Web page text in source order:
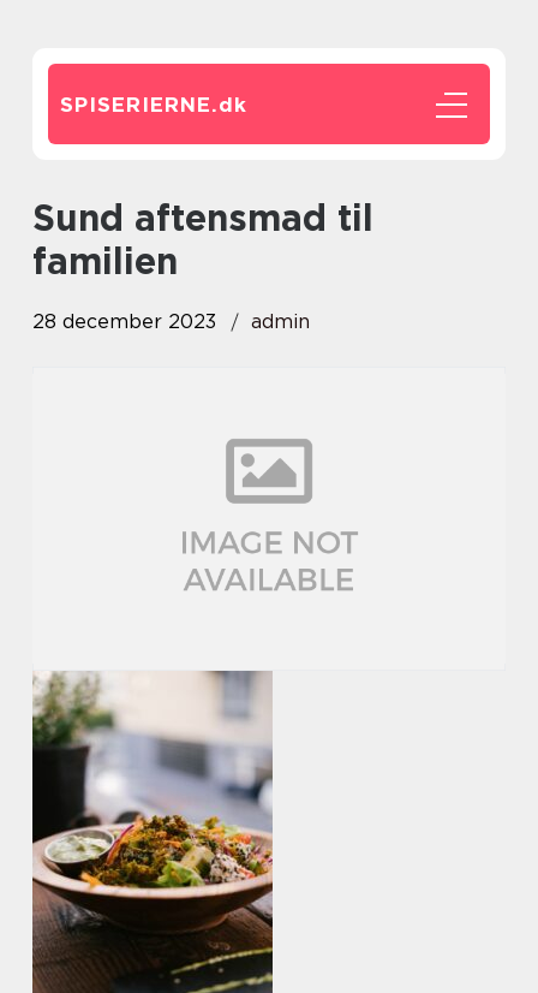
SPISERIERNE.dk
sund aftensmad til
familien
28 december 2023 admin